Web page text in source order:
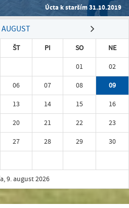
Úcta k starším 31.10.2019
AUGUST
ŠT PI SO
NE
01
02
06 07 08
09
13 14 15
16
20 21 22
23
27 28 29
30
9. august 2026